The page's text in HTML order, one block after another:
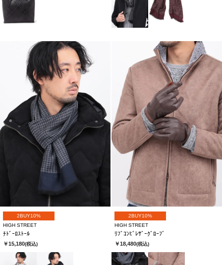
2BUY10%
HIGH STREET
ﾁﾄﾞｰﾛｽﾄｰﾙ
￥15,180(税込)
2BUY10%
HIGH STREET
ﾘﾌﾞｺﾝﾋﾞﾚｻﾞｰｸﾞﾛｰﾌﾞ
￥18,480(税込)